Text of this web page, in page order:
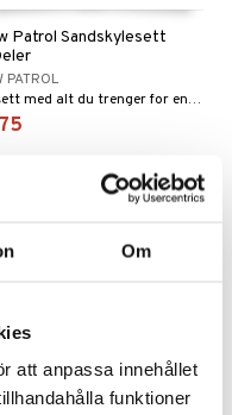
Om
att anpassa innehållet
funktioner
Patrol Sandskylesett
PATROL
Et sett med alt du trenger for en dag på stranden.
75